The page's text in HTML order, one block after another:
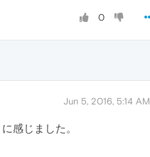
0
Jun 5, 2016, 5:14 AM
感じました。